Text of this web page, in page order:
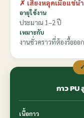
✗ เสี่ยงหลุดเมื่อแช่น้ำ
อายุใช้งาน
ประมาณ 1–2 ปี
เหมาะกับ
งานชั่วคราวที่ต้องรื้อออ
กาว
เนื้อกาว